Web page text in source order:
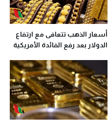
أسعار الذهب تتعافى مع ارتفاع
الدولار بعد رفع الفائدة الأمريكية